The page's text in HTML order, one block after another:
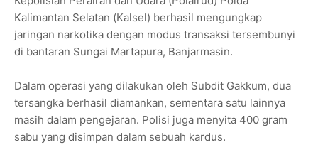
Kalimantan Selatan (Kalsel) berhasil mengungkap
jaringan narkotika dengan modus transaksi tersembunyi
di bantaran Sungai Martapura, Banjarmasin.
Dalam operasi yang dilakukan oleh Subdit Gakkum, dua
tersangka berhasil diamankan, sementara satu lainnya
masih dalam pengejaran. Polisi juga menyita 400 gram
sabu yang disimpan dalam sebuah kardus.